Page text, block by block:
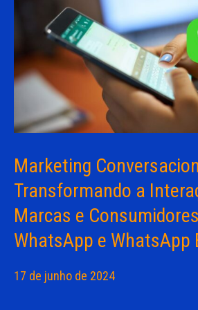
Marketing
Transformando a
Marcas e
WhatsApp e WhatsApp
17 de junho de 2024